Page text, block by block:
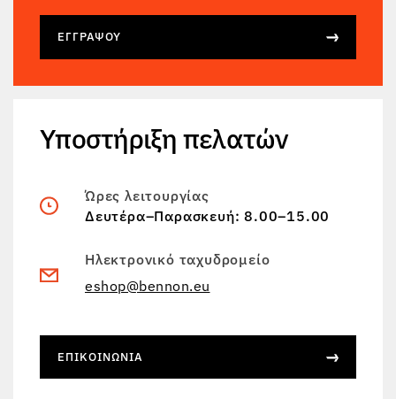
ΕΓΓΡΆΨΟΥ
Υποστήριξη πελατών
Ώρες λειτουργίας
Δευτέρα–Παρασκευή: 8.00–15.00
Ηλεκτρονικό ταχυδρομείο
eshop@bennon.eu
ΕΠΙΚΟΙΝΩΝΊΑ